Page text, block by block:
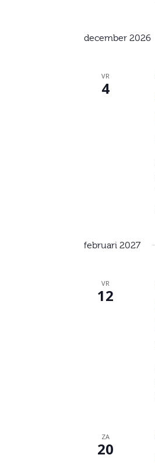
december 2026
VR
4
februari 2027
VR
12
ZA
20